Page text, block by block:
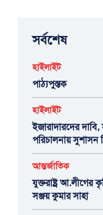
সর্বশেষ
হাইলাইট
পাঠ্যপুস্তক
হাইলাইট
ইজারাদারদের
পরিচালনায় সুশাসন
আন্তর্জাতিক
যুক্তরাষ্ট্র আ.লীগের
সঞ্জয় কুমার সাহা